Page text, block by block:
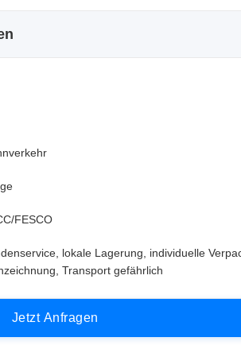
FESCO
lokale Lagerung, individuelle
Transport gefährlich
Jetzt Anfragen